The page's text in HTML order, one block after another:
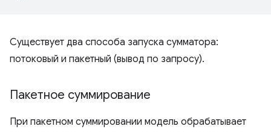
Существует два способа запуска сумматора:
потоковый и пакетный (вывод по запросу).
Пакетное суммирование
При пакетном суммировании модель обрабатывает